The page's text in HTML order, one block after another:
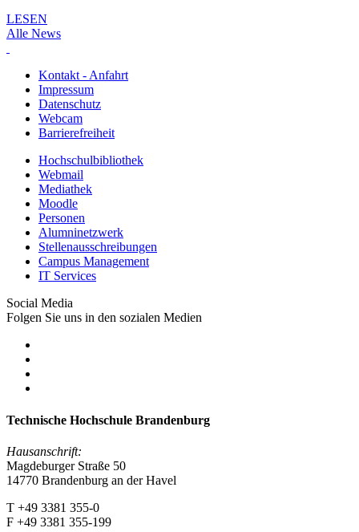
LESEN
Alle News
Kontakt - Anfahrt
Impressum
Datenschutz
Webcam
Barrierefreiheit
Hochschulbibliothek
Webmail
Mediathek
Moodle
Personen
Alumninetzwerk
Stellenausschreibungen
Campus Management
IT Services
Social Media
Folgen Sie uns in den sozialen Medien
Technische Hochschule Brandenburg
Hausanschrift:
Magdeburger Straße 50
14770 Brandenburg an der Havel
T +49 3381 355-0
F +49 3381 355-199